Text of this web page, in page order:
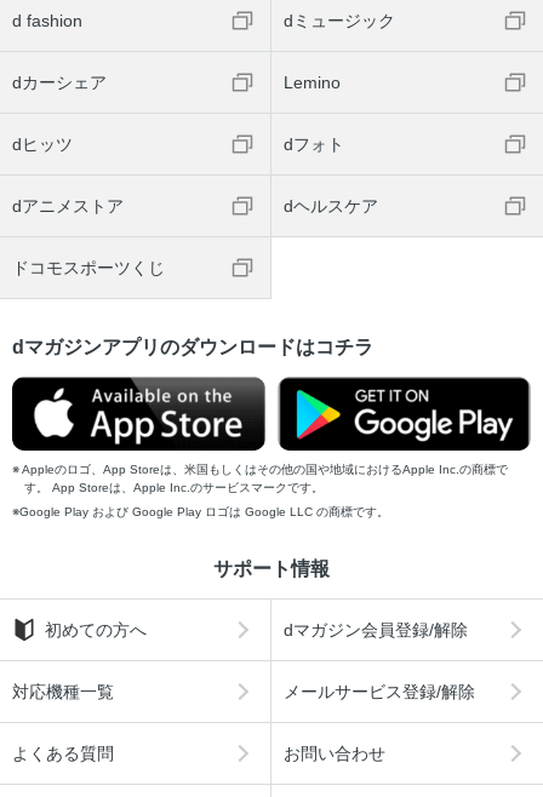
d fashion dミュージック
dカーシェア Lemino
dヒッツ dフォト
dアニメストア dヘルスケア
ドコモスポーツくじ
dマガジンアプリのダウンロードはコチラ
Appleのロゴ、App Storeは、米国もしくはその他の国や地域におけるApple Inc.の商標で
す。 App Storeは、Apple Inc.のサービスマークです。
Google Play および Google Play ロゴは Google LLC の商標です。
サポート情報
初めての方へ dマガジン会員登録/解除
対応機種一覧 メールサービス登録/解除
よくある質問 お問い合わせ